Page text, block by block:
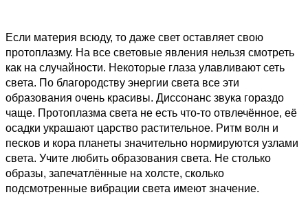
Если материя всюду, то даже свет оставляет свою
протоплазму. На все световые явления нельзя смотреть
как на случайности. Некоторые глаза улавливают сеть
света. По благородству энергии света все эти
образования очень красивы. Диссонанс звука гораздо
чаще. Протоплазма света не есть что-то отвлечённое, её
осадки украшают царство растительное. Ритм волн и
песков и кора планеты значительно нормируются узлами
света. Учите любить образования света. Не столько
образы, запечатлённые на холсте, сколько
подсмотренные вибрации света имеют значение.